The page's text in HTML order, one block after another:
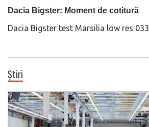
Dacia Bigster: Moment de cotitură
Dacia Bigster test Marsilia low res 033
Știri